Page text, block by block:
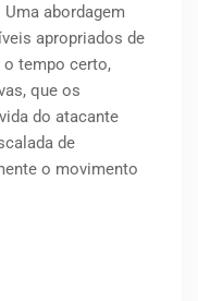
abordagem
apropriados de
tempo certo,
que os
do atacante
de
o movimento